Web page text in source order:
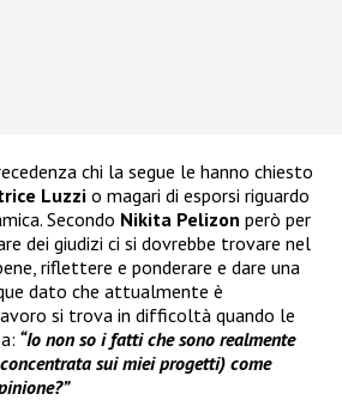
chi la segue le hanno chiesto
Luzzi o magari di esporsi riguardo
Secondo Nikita Pelizon però per
dei giudizi ci si dovrebbe trovare nel
riflettere e ponderare e dare una
dato che attualmente è
si trova in difficoltà quando le
“Io non so i fatti che sono realmente
sui miei progetti) come